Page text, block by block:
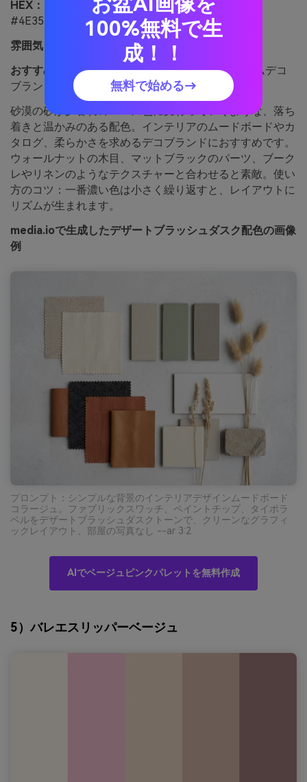
HEX：
#F2E4D6 #E4A9B2 #D1B39C #A97B7C
#4E3538
雰囲気：
落ち着き、太陽の暖かみ、モダン
おすすめ用途：インテリア系ムードボードやホームデコ
ブランド
砂漠の砂が夕暮れのローズ色に変わっていくような、落ち
着きと温かみのある配色。インテリアのムードボードやカ
タログ、柔らかさを求めるデコブランドにおすすめです。
ウォールナットの木目、マットブラックのパーツ、ブーク
レやリネンのようなテクスチャーと合わせると素敵。使い
方のコツ：一番濃い色は小さく繰り返すと、レイアウトに
リズムが生まれます。
media.ioで生成したデザートブラッシュダスク配色の画像
例
プロンプト：シンプルな背景のインテリアデザインムードボード
コラージュ。ファブリックスワッチ、ペイントチップ、タイポラ
ベルをデザートブラッシュダスクトーンで、クリーンなグラフィ
ックレイアウト、部屋の写真なし --ar 3:2
AIでベージュピンクパレットを無料作成
5）バレエスリッパーベージュ
100%無料で生
成！！
無料で始める→